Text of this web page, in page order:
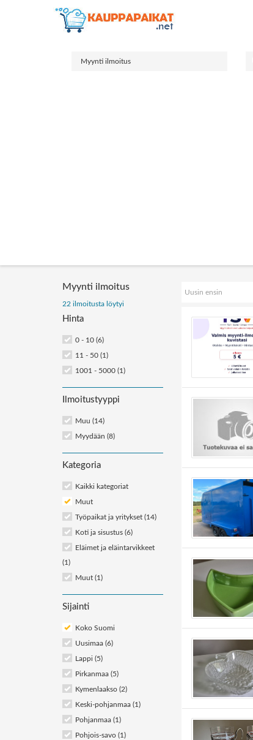
Myynti ilmoitus
22 ilmoitusta löytyi
Hinta
0 - 10 (6)
11 - 50 (1)
1001 - 5000 (1)
Ilmoitustyyppi
Muu (14)
Myydään (8)
Kategoria
Kaikki kategoriat
Muut
Työpaikat ja yritykset (14)
Koti ja sisustus (6)
Eläimet ja eläintarvikkeet
(1)
Muut (1)
Sijainti
Koko Suomi
Uusimaa (6)
Lappi (5)
Pirkanmaa (5)
Kymenlaakso (2)
Keski-pohjanmaa (1)
Pohjanmaa (1)
Pohjois-savo (1)
Järjestä
ilmoitukset:
Uusin ensin